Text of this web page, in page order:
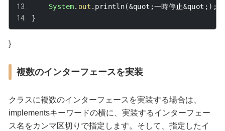
System. out . println(&quot ;一時停止&quot ;);
}
}
複数のインターフェースを実装
クラスに複数のインターフェースを実装する場合は、
implementsキーワードの横に、実装するインターフェー
ス名をカンマ区切りで指定します。そして、指定したイ